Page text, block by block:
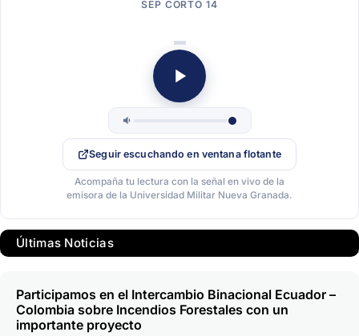
SEP CORTO 14
Seguir escuchando en ventana flotante
Acompaña tu lectura con la señal en vivo de la
emisora de la Universidad Militar Nueva Granada.
Últimas Noticias
Participamos en el Intercambio Binacional Ecuador –
Colombia sobre Incendios Forestales con un
importante proyecto